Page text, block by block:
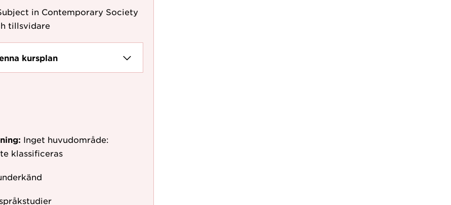
in Contemporary Society
tillsvidare
kursplan
Inget huvudområde:
klassificeras